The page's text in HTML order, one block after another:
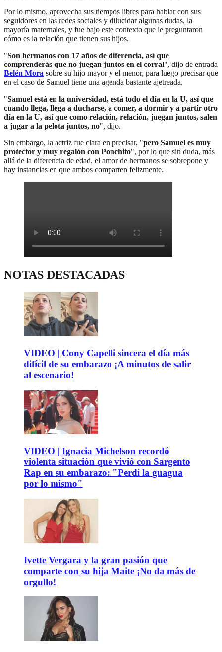
Por lo mismo, aprovecha sus tiempos libres para hablar con sus
seguidores en las redes sociales y dilucidar algunas dudas, la
mayoría maternales, y fue bajo este contexto que le preguntaron
cómo es la relación que tienen sus hijos.
"Son hermanos con 17 años de diferencia, así que
comprenderás que no juegan juntos en el corral", dijo de entrada
Belén Mora sobre su hijo mayor y el menor, para luego precisar que
en el caso de Samuel tiene una agenda bastante ajetreada.
"Samuel está en la universidad, está todo el día en la U, así que
cuando llega, llega a ducharse, a comer, a dormir y a partir otro
día en la U, así que como relación, relación, juegan juntos, salen
a jugar a la pelota juntos, no", dijo.
Sin embargo, la actriz fue clara en precisar, "pero Samuel es muy
protector y muy regalón con Ponchito", por lo que sin duda, más
allá de la diferencia de edad, el amor de hermanos se sobrepone y
hay instancias en que ambos comparten felizmente.
NOTAS DESTACADAS
VIDEO | Cony Capelli sincera el día más
difícil de su embarazo ¡A minutos de salir
al escenario!
VIDEO | Ignacia Michelson recordó
violenta situación que vivió con Sargento
Rap en su embarazo: "Perdí la guagua
por lo mismo"
Ivette Vergara y la gran pasión que
comparte con su hija Maite ¡No da más de
orgullo!